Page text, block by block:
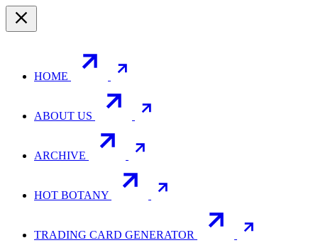
HOME
ABOUT US
ARCHIVE
HOT BOTANY
TRADING CARD GENERATOR